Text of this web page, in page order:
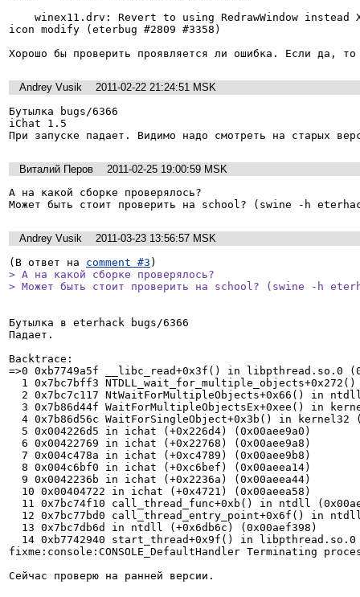
icon modify (eterbug #2809 #3358)
Хорошо бы проверить проявляется ли ошибка. Если да, то
Andrey Vusik
2011-02-22 21:24:51 MSK
Бутылка bugs/6366
iChat 1.5
При запуске падает. Видимо надо смотреть на старых
Виталий Перов
2011-02-25 19:00:59 MSK
А на какой сборке проверялось?
Может быть стоит проверить на school? (swine -h
Andrey Vusik
2011-03-23 13:56:57 MSK
(В ответ на comment #3
> А на какой сборке проверялось?
> Может быть стоит проверить на school? (swine -h
Бутылка в eterhack bugs/6366
Падает.
Backtrace:
=>0 0xb7749a5f __libc_read+0x3f() in libpthread.so.0
fixme:console:CONSOLE_DefaultHandler Terminating
Сейчас проверю на ранней версии.